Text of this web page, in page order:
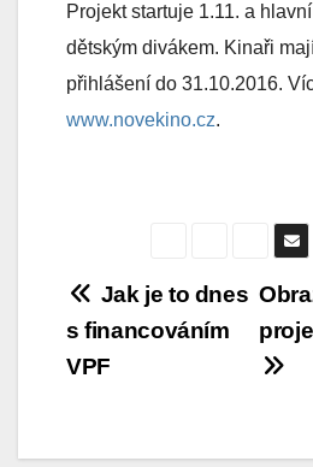
Projekt startuje 1.11. a
dětským divákem. Kinaři
přihlášení do 31.10.2016.
www.novekino.cz.
Navigace
pro
Jak je to dnes
s financováním
VPF